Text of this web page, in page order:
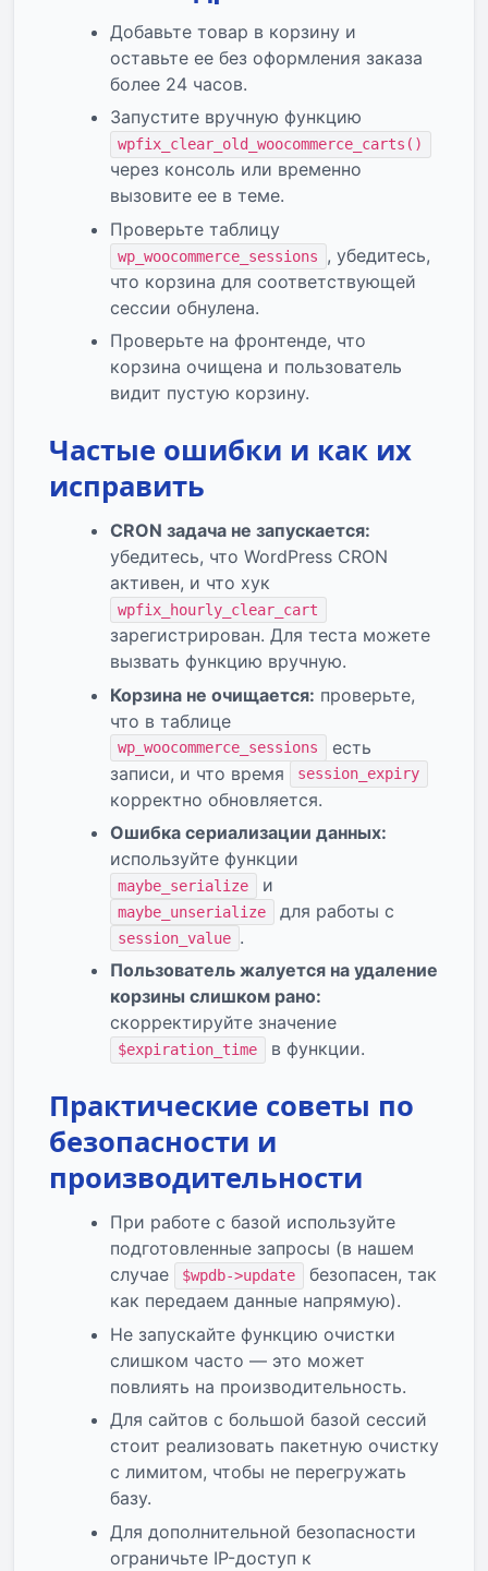
Добавьте товар в корзину и
оставьте ее без оформления заказа
более 24 часов.
Запустите вручную функцию
wpfix_clear_old_woocommerce_carts()
через консоль или временно
вызовите ее в теме.
Проверьте таблицу
wp_woocommerce_sessions
, убедитесь,
что корзина для соответствующей
сессии обнулена.
Проверьте на фронтенде, что
корзина очищена и пользователь
видит пустую корзину.
Частые ошибки и как их
исправить
CRON задача не запускается:
убедитесь, что WordPress CRON
активен, и что хук
wpfix_hourly_clear_cart
зарегистрирован. Для теста можете
вызвать функцию вручную.
Корзина не очищается: проверьте,
что в таблице
wp_woocommerce_sessions
есть
записи, и что время
session_expiry
корректно обновляется.
Ошибка сериализации данных:
используйте функции
maybe_serialize и
maybe_unserialize для работы с
session_value .
Пользователь жалуется на удаление
корзины слишком рано:
скорректируйте значение
$expiration_time в функции.
Практические советы по
безопасности и
производительности
При работе с базой используйте
подготовленные запросы (в нашем
случае
$wpdb->update
безопасен, так
как передаем данные напрямую).
Не запускайте функцию очистки
слишком часто — это может
повлиять на производительность.
Для сайтов с большой базой сессий
стоит реализовать пакетную очистку
с лимитом, чтобы не перегружать
базу.
Для дополнительной безопасности
ограничьте IP-доступ к